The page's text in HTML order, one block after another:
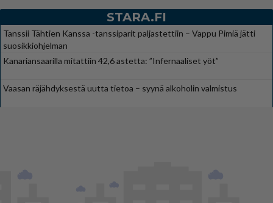
STARA.FI
Tanssii Tähtien Kanssa -tanssiparit paljastettiin – Vappu Pimiä jätti
suosikkiohjelman
Kanariansaarilla mitattiin 42,6 astetta: ”Infernaaliset yöt”
Vaasan räjähdyksestä uutta tietoa – syynä alkoholin valmistus